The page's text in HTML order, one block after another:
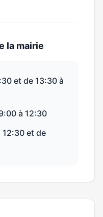
la mairie
et de 13:30 à
à 12:30
12:30 et de